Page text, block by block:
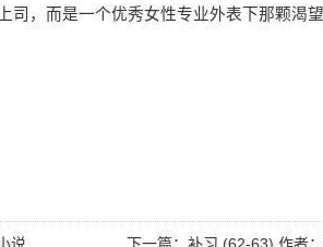
司，而是一个优秀女性专业外表下那颗渴